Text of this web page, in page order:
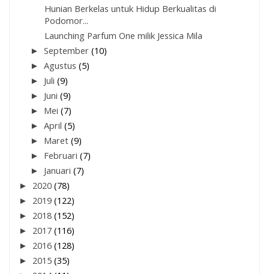
Hunian Berkelas untuk Hidup Berkualitas di
Podomor...
Launching Parfum One milik Jessica Mila
►September(10)
►Agustus(5)
► Juli(9)
► Juni(9)
► Mei(7)
►April(5)
► Maret(9)
► Februari(7)
► Januari(7)
► 2020 (78)
► 2019 (122)
► 2018 (152)
► 2017 (116)
► 2016 (128)
► 2015 (35)